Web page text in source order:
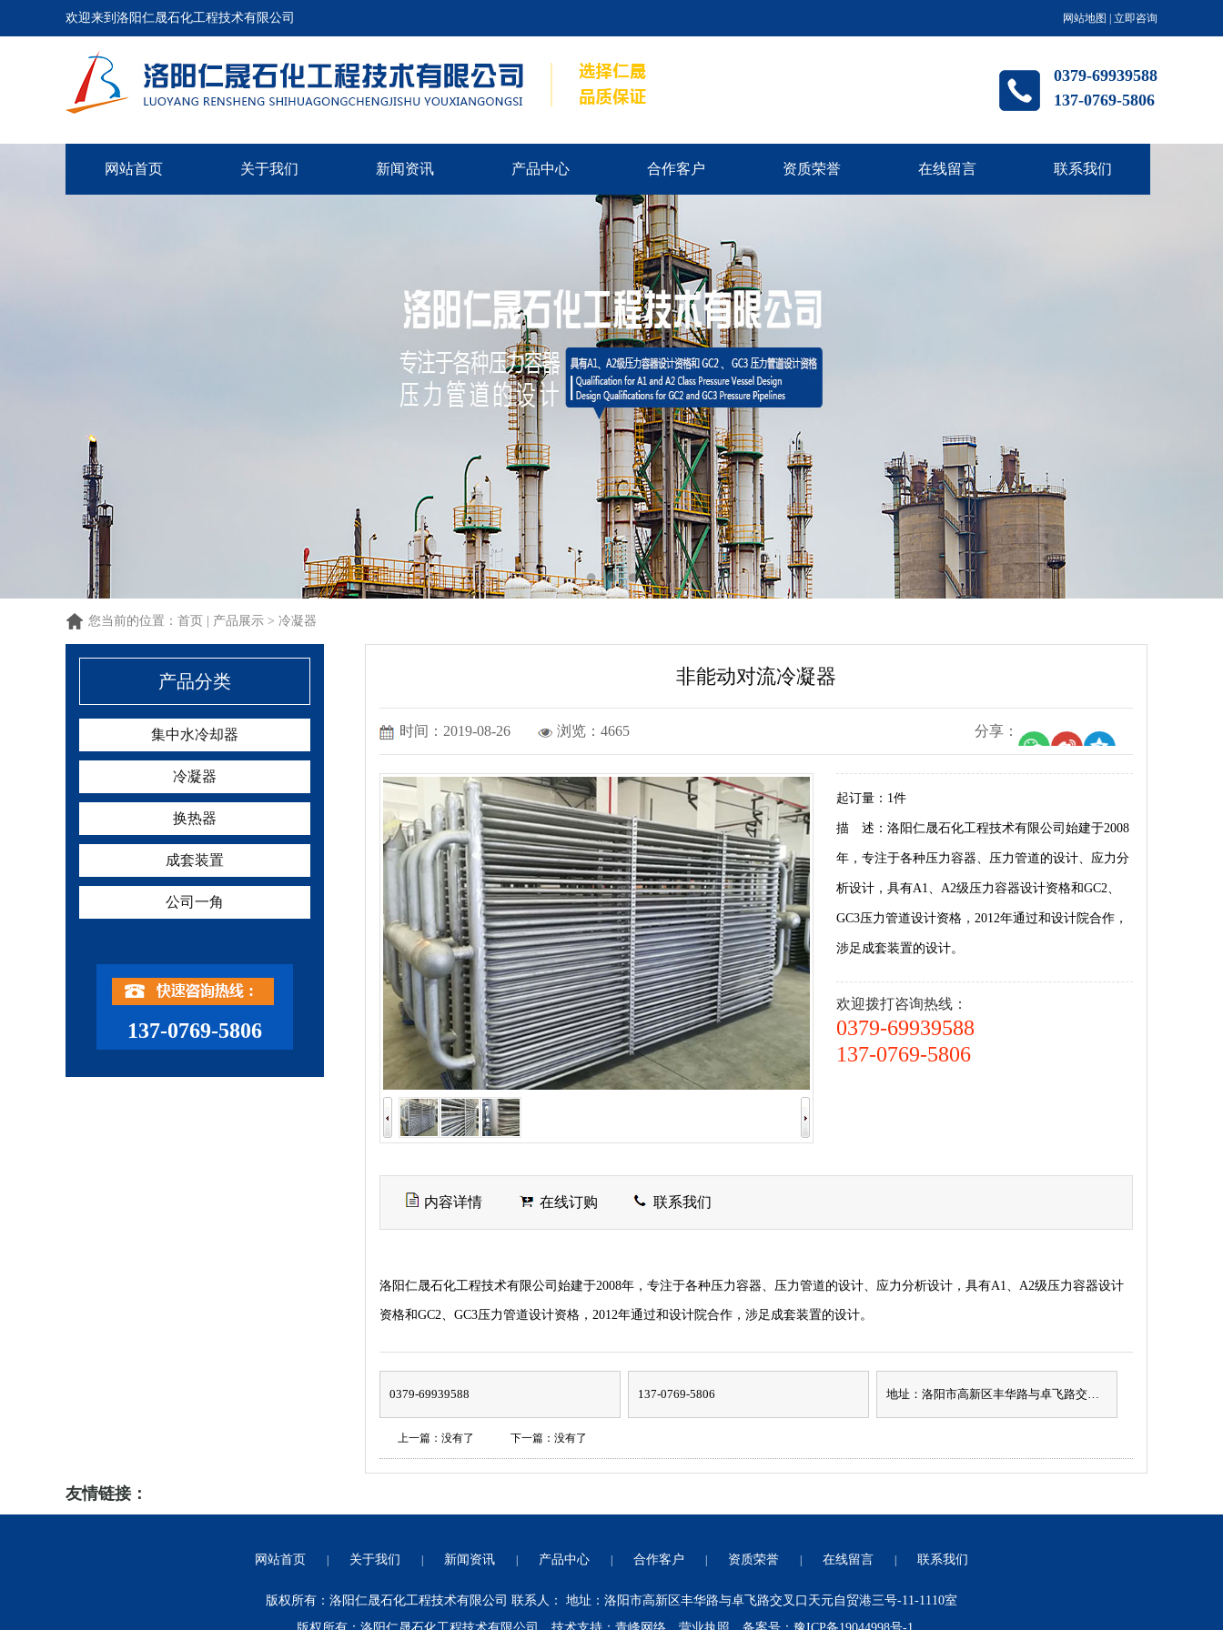
欢迎来到洛阳仁晟石化工程技术有限公司 网站地图 立即咨询
0379-69939588
137-0769-5806
网站首页 关于我们 新闻资讯 产品中心 合作客户 资质荣誉 在线留言 联系我们
1
您当前的位置： 首页 产品展示 > 冷凝器
产品分类
集中水冷却器
冷凝器
换热器
成套装置
公司一角
137-0769-5806
非能动对流冷凝器
时间： 2019-08-26 浏览：4665 分享：
起订量：1件
描 述：洛阳仁晟石化工程技术有限公司始建于2008
年，专注于各种压力容器、压力管道的设计、应力分
析设计，具有A1、A2级压力容器设计资格和GC2、
GC3压力管道设计资格，2012年通过和设计院合作，
涉足成套装置的设计。
欢迎拨打咨询热线：
0379-69939588
137-0769-5806
内容详情 在线订购 联系我们
洛阳仁晟石化工程技术有限公司始建于2008年，专注于各种压力容器、压力管道的设计、应力分析设计，具有A1、A2级压力容器设计
资格和GC2、GC3压力管道设计资格，2012年通过和设计院合作，涉足成套装置的设计。
0379-69939588 137-0769-5806 地址：洛阳市高新区丰华路与卓飞路交叉口天元自贸港三号-11-1110室
上一篇：没有了 下一篇：没有了
友情链接：
网站首页 关于我们 新闻资讯 产品中心 合作客户 资质荣誉 在线留言 联系我们
版权所有：洛阳仁晟石化工程技术有限公司 联系人： 地址：洛阳市高新区丰华路与卓飞路交叉口天元自贸港三号-11-1110室